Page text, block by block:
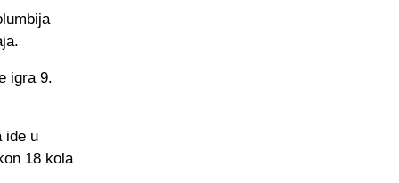
igra 9.
ide u
18 kola